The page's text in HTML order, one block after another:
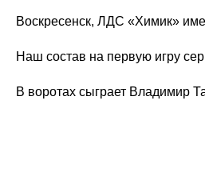
Воскресенск, ЛДС «Химик»
Наш состав на первую игру
В воротах сыграет Владимир